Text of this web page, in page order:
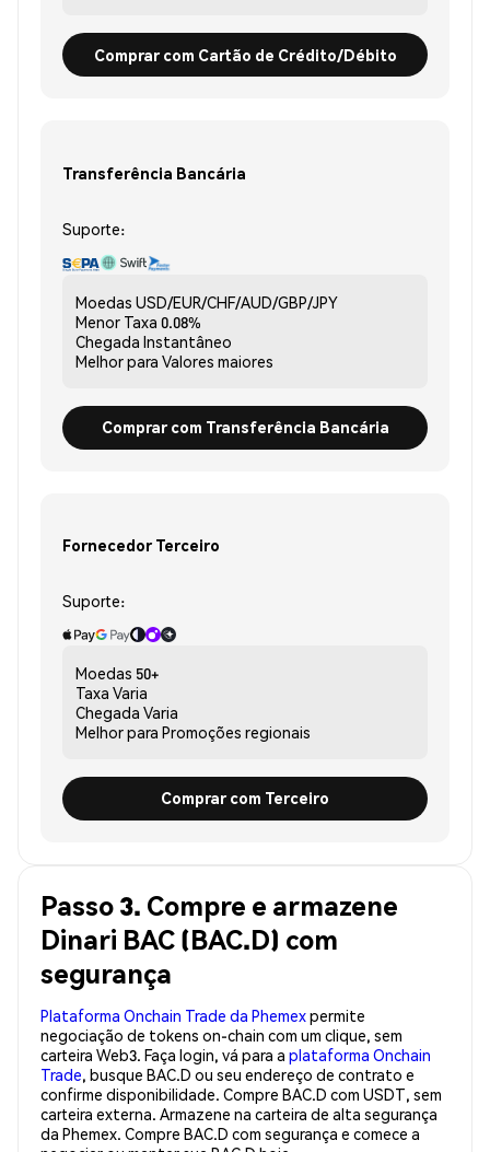
Comprar com Cartão de Crédito/Débito
Transferência Bancária
Suporte:
Moedas USD/EUR/CHF/AUD/GBP/JPY
Menor Taxa 0.08%
Chegada Instantâneo
Melhor para Valores maiores
Comprar com Transferência Bancária
Fornecedor Terceiro
Suporte:
Moedas 50+
Taxa Varia
Chegada Varia
Melhor para Promoções regionais
Comprar com Terceiro
Passo 3. Compre e armazene
Dinari BAC (BAC.D) com
segurança
Plataforma Onchain Trade da Phemexpermite
negociação de tokens on-chain com um clique, sem
carteira Web3. Faça login, vá para a plataforma Onchain
Trade, busque BAC.D ou seu endereço de contrato e
confirme disponibilidade. Compre BAC.D com USDT, sem
carteira externa. Armazene na carteira de alta segurança
da Phemex. Compre BAC.D com segurança e comece a